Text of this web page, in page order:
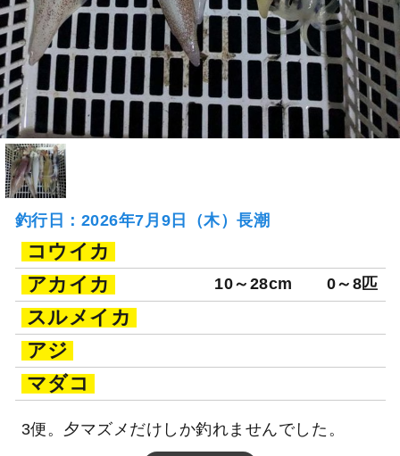
釣行日：2026年7月9日（木）長潮
コウイカ
アカイカ
10～28cm 0～8匹
スルメイカ
アジ
マダコ
3便。夕マズメだけしか釣れませんでした。